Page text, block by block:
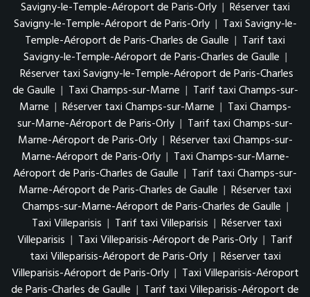
Savigny-le-Temple-Aéroport de Paris-Orly | Réserver taxi
Savigny-le-Temple-Aéroport de Paris-Orly | Taxi Savigny-le-
Temple-Aéroport de Paris-Charles de Gaulle | Tarif taxi
Savigny-le-Temple-Aéroport de Paris-Charles de Gaulle |
Réserver taxi Savigny-le-Temple-Aéroport de Paris-Charles
de Gaulle | Taxi Champs-sur-Marne | Tarif taxi Champs-sur-
Marne | Réserver taxi Champs-sur-Marne | Taxi Champs-
sur-Marne-Aéroport de Paris-Orly | Tarif taxi Champs-sur-
Marne-Aéroport de Paris-Orly | Réserver taxi Champs-sur-
Marne-Aéroport de Paris-Orly | Taxi Champs-sur-Marne-
Aéroport de Paris-Charles de Gaulle | Tarif taxi Champs-sur-
Marne-Aéroport de Paris-Charles de Gaulle | Réserver taxi
Champs-sur-Marne-Aéroport de Paris-Charles de Gaulle |
Taxi Villeparisis | Tarif taxi Villeparisis | Réserver taxi
Villeparisis | Taxi Villeparisis-Aéroport de Paris-Orly | Tarif
taxi Villeparisis-Aéroport de Paris-Orly | Réserver taxi
Villeparisis-Aéroport de Paris-Orly | Taxi Villeparisis-Aéroport
de Paris-Charles de Gaulle | Tarif taxi Villeparisis-Aéroport de